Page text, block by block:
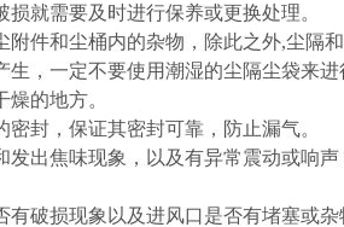
就需要及时进行保养或更换处理。
件和尘桶内的杂物，除此之外,尘隔
，一定不要使用潮湿的尘隔尘袋来进
燥的地方。
封，保证其密封可靠，防止漏气。
出焦味现象，以及有异常震动或响
破损现象以及进风口是否有堵塞或